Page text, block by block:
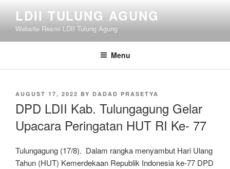
content
LDII TULUNG AGUNG
Website Resmi LDII Tulung Agung
Menu
POSTED
AUGUST 17, 2022 BY DADAD PRASETYA
DPD LDII Kab. Tulungagung Gelar
Upacara Peringatan HUT RI Ke- 77
Tulungagung (17/8). Dalam rangka menyambut Hari Ulang
Tahun (HUT) Kemerdekaan Republik Indonesia ke-77 DPD